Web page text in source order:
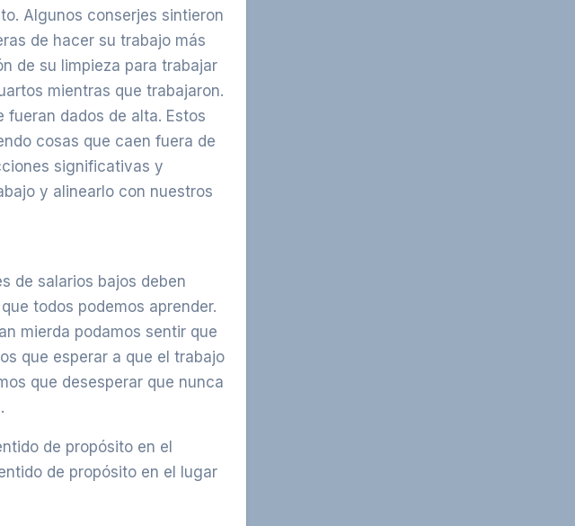
Algunos conserjes sintieron
de hacer su trabajo más
de su limpieza para trabajar
mientras que trabajaron.
dados de alta. Estos
cosas que caen fuera de
significativas y
y alinearlo con nuestros
de salarios bajos deben
todos podemos aprender.
mierda podamos sentir que
que esperar a que el trabajo
que desesperar que nunca
de propósito en el
de propósito en el lugar